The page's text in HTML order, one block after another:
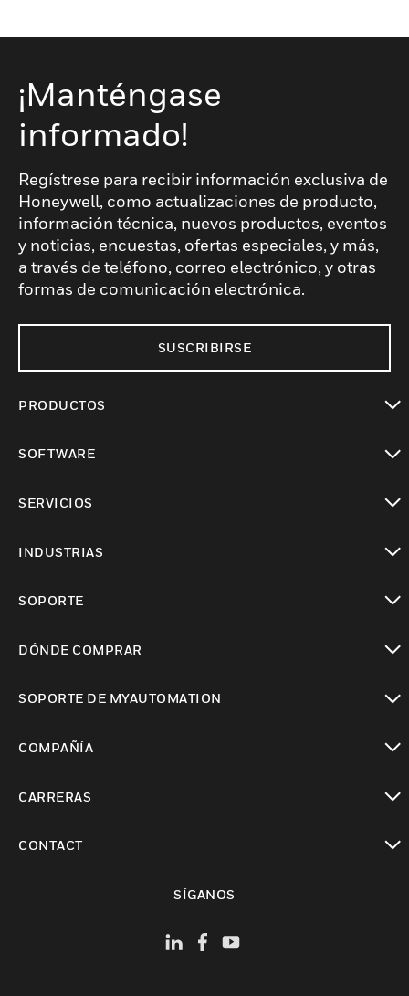
¡Manténgase
informado!
Regístrese para recibir información exclusiva de
Honeywell, como actualizaciones de producto,
información técnica, nuevos productos, eventos
y noticias, encuestas, ofertas especiales, y más,
a través de teléfono, correo electrónico, y otras
formas de comunicación electrónica.
SUSCRIBIRSE
PRODUCTOS
SOFTWARE
SERVICIOS
INDUSTRIAS
SOPORTE
DÓNDE COMPRAR
SOPORTE DE MYAUTOMATION
COMPAÑÍA
CARRERAS
CONTACT
SÍGANOS